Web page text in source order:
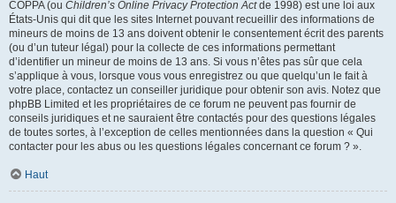
COPPA (ou Children’s Online Privacy Protection Actde 1998) est une loi aux
États-Unis qui dit que les sites Internet pouvant recueillir des informations de
mineurs de moins de 13 ans doivent obtenir le consentement écrit des parents
(ou d’un tuteur légal) pour la collecte de ces informations permettant
d’identifier un mineur de moins de 13 ans. Si vous n’êtes pas sûr que cela
s’applique à vous, lorsque vous vous enregistrez ou que quelqu’un le fait à
votre place, contactez un conseiller juridique pour obtenir son avis. Notez que
phpBB Limited et les propriétaires de ce forum ne peuvent pas fournir de
conseils juridiques et ne sauraient être contactés pour des questions légales
de toutes sortes, à l’exception de celles mentionnées dans la question « Qui
contacter pour les abus ou les questions légales concernant ce forum ? ».
Haut